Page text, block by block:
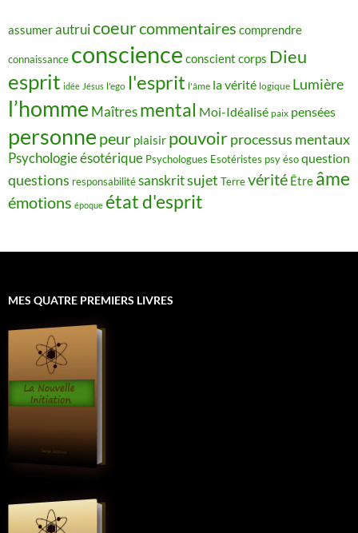
assumerautruicoeurcommentaires comprendre
connaissance conscience conscient corps Dieu
esprit idée Jésus l'ego l'esprit l'âme la vérité logique Lumière
l’homme Maîtres mental Moi-Idéalisé paix pensées
personne peur plaisir pouvoirprocessus mentaux
Psychologie ésotérique Psychologues Esotéristes psy ésoquestion
questions responsabilitésanskritsujet Terrevérité Être âme
émotions époque état d'esprit
MES QUATRE PREMIERS LIVRES